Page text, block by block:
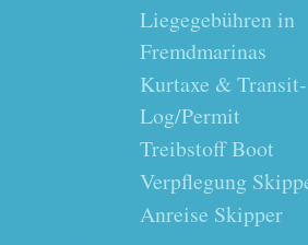
Liegegebühren in
Fremdmarinas
Kurtaxe & Transit-
Log/Permit
Treibstoff Boot
Verpflegung
Anreise Skipper